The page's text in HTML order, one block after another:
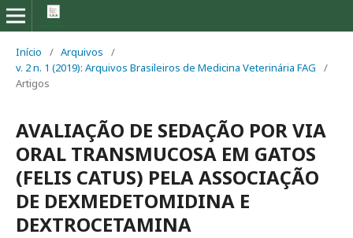
Início / Arquivos
/
v. 2 n. 1 (2019): Arquivos Brasileiros de Medicina Veterinária FAG
/
Artigos
AVALIAÇÃO DE SEDAÇÃO POR VIA
ORAL TRANSMUCOSA EM GATOS
(FELIS CATUS) PELA ASSOCIAÇÃO
DE DEXMEDETOMIDINA E
DEXTROCETAMINA